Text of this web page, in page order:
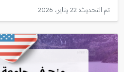
تم التحديث: 22 يناير، 2026